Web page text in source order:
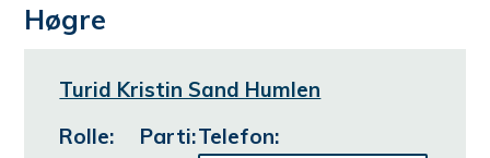
Høgre
Turid Kristin Sand Humlen
Rolle:
Parti:Telefon: